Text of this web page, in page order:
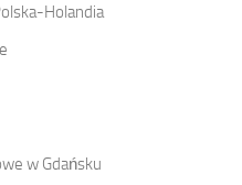
Holandia
w Gdańsku